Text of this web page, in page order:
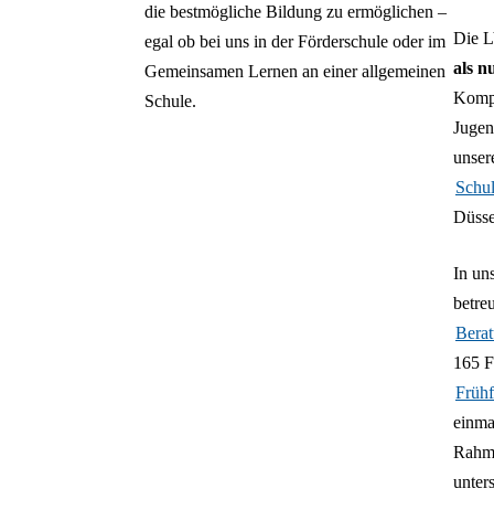
die bestmögliche Bildung zu ermöglichen –
egal ob bei uns in der Förderschule oder im
Gemeinsamen Lernen an einer allgemeinen
Schule.
Die
als
In
165